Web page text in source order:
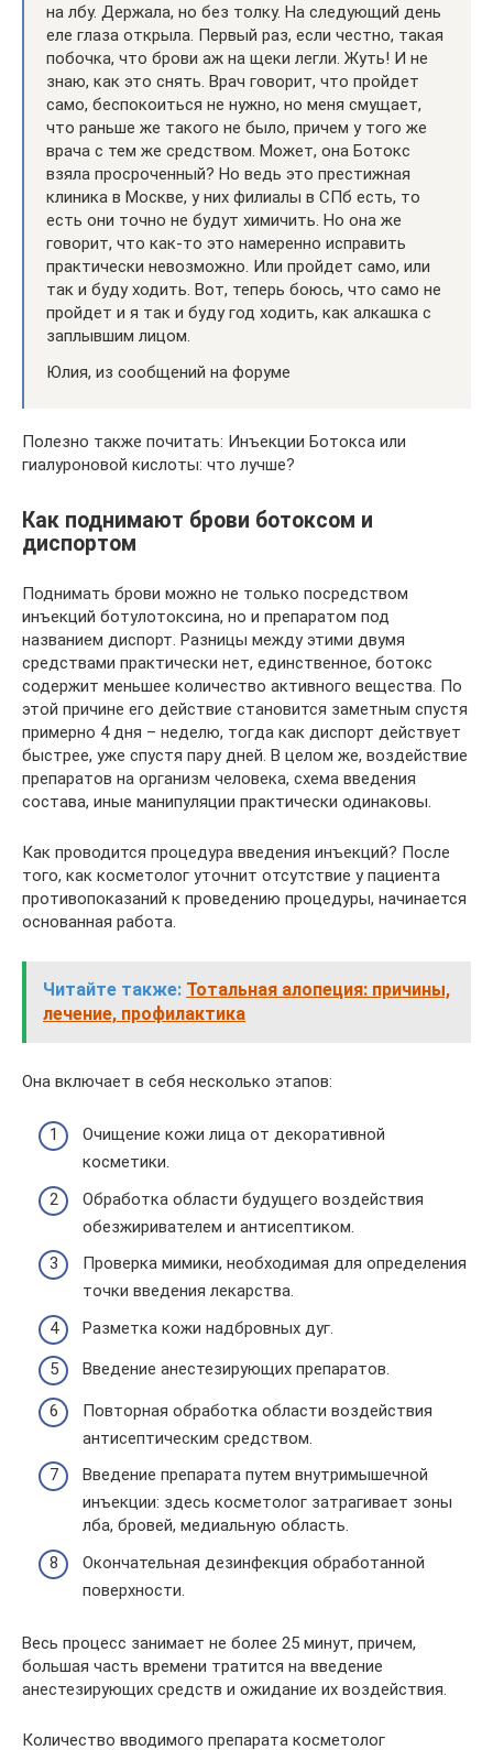
на лбу. Держала, но без толку. На следующий день
еле глаза открыла. Первый раз, если честно, такая
побочка, что брови аж на щеки легли. Жуть! И не
знаю, как это снять. Врач говорит, что пройдет
само, беспокоиться не нужно, но меня смущает,
что раньше же такого не было, причем у того же
врача с тем же средством. Может, она Ботокс
взяла просроченный? Но ведь это престижная
клиника в Москве, у них филиалы в СПб есть, то
есть они точно не будут химичить. Но она же
говорит, что как-то это намеренно исправить
практически невозможно. Или пройдет само, или
так и буду ходить. Вот, теперь боюсь, что само не
пройдет и я так и буду год ходить, как алкашка с
заплывшим лицом.
Юлия, из сообщений на форуме
Полезно также почитать: Инъекции Ботокса или
гиалуроновой кислоты: что лучше?
Как поднимают брови ботоксом и
диспортом
Поднимать брови можно не только посредством
инъекций ботулотоксина, но и препаратом под
названием диспорт. Разницы между этими двумя
средствами практически нет, единственное, ботокс
содержит меньшее количество активного вещества. По
этой причине его действие становится заметным спустя
примерно 4 дня – неделю, тогда как диспорт действует
быстрее, уже спустя пару дней. В целом же, воздействие
препаратов на организм человека, схема введения
состава, иные манипуляции практически одинаковы.
Как проводится процедура введения инъекций? После
того, как косметолог уточнит отсутствие у пациента
противопоказаний к проведению процедуры, начинается
основанная работа.
Читайте также: Тотальная алопеция: причины,
лечение, профилактика
Она включает в себя несколько этапов:
Очищение кожи лица от декоративной
косметики.
Обработка области будущего воздействия
обезжиривателем и антисептиком.
Проверка мимики, необходимая для определения
точки введения лекарства.
Разметка кожи надбровных дуг.
Введение анестезирующих препаратов.
Повторная обработка области воздействия
антисептическим средством.
Введение препарата путем внутримышечной
инъекции: здесь косметолог затрагивает зоны
лба, бровей, медиальную область.
Окончательная дезинфекция обработанной
поверхности.
Весь процесс занимает не более 25 минут, причем,
большая часть времени тратится на введение
анестезирующих средств и ожидание их воздействия.
Количество вводимого препарата косметолог